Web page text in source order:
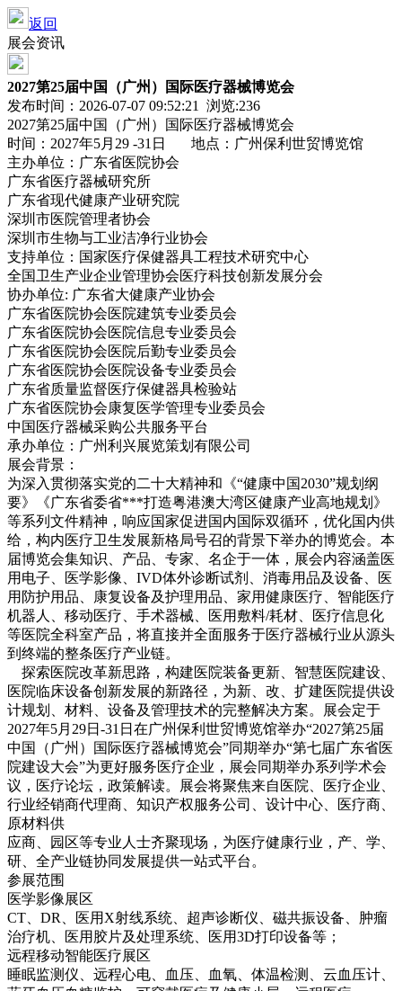
返回
展会资讯
2027第25届中国（广州）国际医疗器械博览会
发布时间：2026-07-07 09:52:21 浏览:236
2027第25届中国（广州）国际医疗器械博览会
时间：2027年5月29 -31日 地点：广州保利世贸博览馆
主办单位：广东省医院协会
广东省医疗器械研究所
广东省现代健康产业研究院
深圳市医院管理者协会
深圳市生物与工业洁净行业协会
支持单位：国家医疗保健器具工程技术研究中心
全国卫生产业企业管理协会医疗科技创新发展分会
协办单位: 广东省大健康产业协会
广东省医院协会医院建筑专业委员会
广东省医院协会医院信息专业委员会
广东省医院协会医院后勤专业委员会
广东省医院协会医院设备专业委员会
广东省质量监督医疗保健器具检验站
广东省医院协会康复医学管理专业委员会
中国医疗器械采购公共服务平台
承办单位：广州利兴展览策划有限公司
展会背景：
为深入贯彻落实党的二十大精神和《“健康中国2030”规划纲
要》《广东省委省***打造粤港澳大湾区健康产业高地规划》
等系列文件精神，响应国家促进国内国际双循环，优化国内供
给，构内医疗卫生发展新格局号召的背景下举办的博览会。本
届博览会集知识、产品、专家、名企于一体，展会内容涵盖医
用电子、医学影像、IVD体外诊断试剂、消毒用品及设备、医
用防护用品、康复设备及护理用品、家用健康医疗、智能医疗
机器人、移动医疗、手术器械、医用敷料/耗材、医疗信息化
等医院全科室产品，将直接并全面服务于医疗器械行业从源头
到终端的整条医疗产业链。
探索医院改革新思路，构建医院装备更新、智慧医院建设、
医院临床设备创新发展的新路径，为新、改、扩建医院提供设
计规划、材料、设备及管理技术的完整解决方案。展会定于
2027年5月29日-31日在广州保利世贸博览馆举办“2027第25届
中国（广州）国际医疗器械博览会”同期举办“第七届广东省医
院建设大会”为更好服务医疗企业，展会同期举办系列学术会
议，医疗论坛，政策解读。展会将聚焦来自医院、医疗企业、
行业经销商代理商、知识产权服务公司、设计中心、医疗商、
原材料供
应商、园区等专业人士齐聚现场，为医疗健康行业，产、学、
研、全产业链协同发展提供一站式平台。
参展范围
医学影像展区
CT、DR、医用X射线系统、超声诊断仪、磁共振设备、肿瘤
治疗机、医用胶片及处理系统、医用3D打印设备等；
远程移动智能医疗展区
睡眠监测仪、远程心电、血压、血氧、体温检测、云血压计、